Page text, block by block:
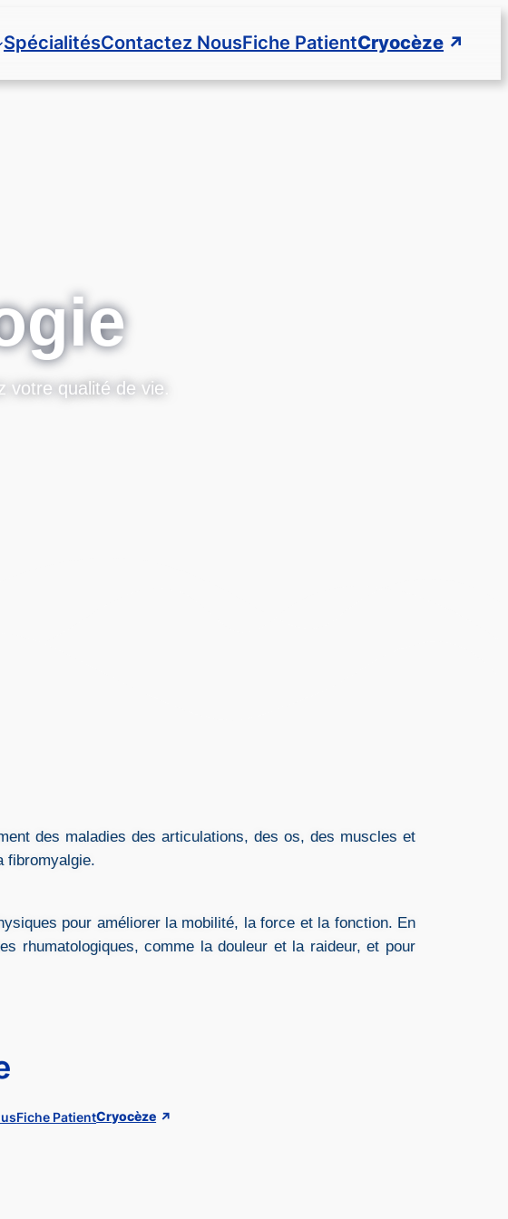
SpécialitésContactez NousFiche PatientCryocèze
votre qualité de vie.
des maladies des articulations, des os, des muscles et
fibromyalgie.
pour améliorer la mobilité, la force et la fonction. En
rhumatologiques, comme la douleur et la raideur, et pour
Fiche PatientCryocèze